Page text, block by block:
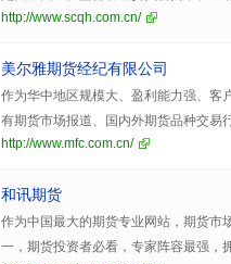
经纪、金融期货经纪的大型专业期货公
http://www.scqh.com.cn/
美尔雅期货经纪有限公司
作为华中地区规模大、盈利能力强、客
有期货市场报道、国内外期货品种交易
容，拥有国内专业的期货技术交流论坛。
http://www.mfc.com.cn/
和讯期货
作为中国最大的期货专业网站，期货市
一，期货投资者必看，专家阵容最强，